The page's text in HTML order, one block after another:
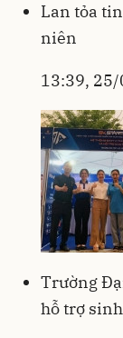
Lan tỏa
niên
13:39,
Trường
hỗ trợ